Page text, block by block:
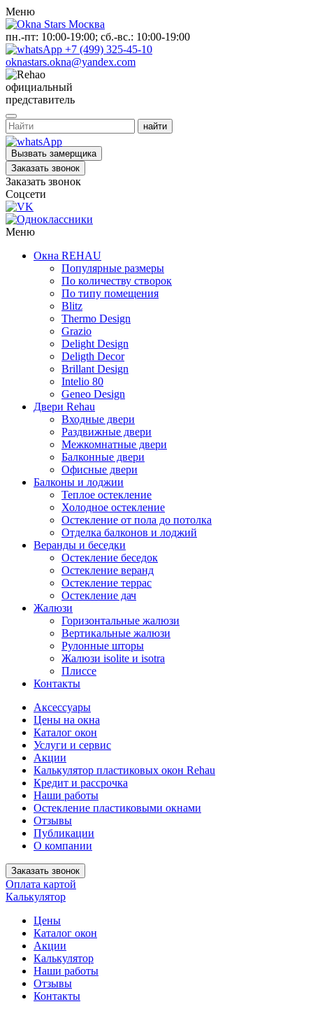
Меню
пн.-пт: 10:00-19:00; сб.-вс.: 10:00-19:00
+7 (499) 325-45-10
oknastars.okna@yandex.com
официальный
представитель
Вызвать замерщика
Заказать звонок
Заказать звонок
Соцсети
Меню
Окна REHAU
Популярные размеры
По количеству створок
По типу помещения
Blitz
Thermo Design
Grazio
Delight Design
Deligth Decor
Brillant Design
Intelio 80
Geneo Design
Двери Rehau
Входные двери
Раздвижные двери
Межкомнатные двери
Балконные двери
Офисные двери
Балконы и лоджии
Теплое остекление
Холодное остекление
Остекление от пола до потолка
Отделка балконов и лоджий
Веранды и беседки
Остекление беседок
Остекление веранд
Остекление террас
Остекление дач
Жалюзи
Горизонтальные жалюзи
Вертикальные жалюзи
Рулонные шторы
Жалюзи isolite и isotra
Плиссе
Контакты
Аксессуары
Цены на окна
Каталог окон
Услуги и сервис
Акции
Калькулятор пластиковых окон Rehau
Кредит и рассрочка
Наши работы
Остекление пластиковыми окнами
Отзывы
Публикации
О компании
Заказать звонок
Оплата картой
Калькулятор
Цены
Каталог окон
Акции
Калькулятор
Наши работы
Отзывы
Контакты